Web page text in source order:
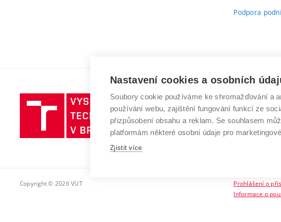
Podpora
Vysoké
učení
technické
v
VYSOKÉ
Antonínská
602 00 Brno
Copyright © 2026 VUT
Prohlášení o
Informace o
Nastavení cookies a osobních
Soubory cookie používáme ke shromažďování a
používání webu, zajištění fungování funkcí ze
přizpůsobení obsahu a reklam. Se souhlasem
platformám některé osobní údaje pro
Zjistit více